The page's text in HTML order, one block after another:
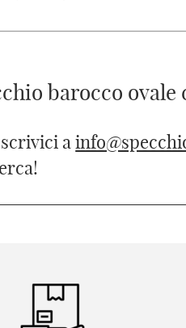
barocco ovale
a